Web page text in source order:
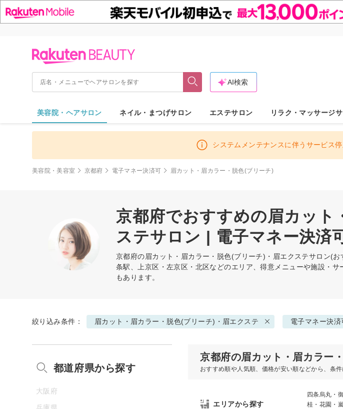
AI検索
美容院・ヘアサロン ネイル・まつげサロン エステサロン リラク・マッサージ
システムメンテナンスに伴うサービス
美容院・美容室 京都府 電子マネー決済可 眉カット・眉カラー・脱色(ブリーチ)
京都府でおすすめの眉カット
ステサロン | 電子マネー決済
京都府の眉カット・眉カラー・脱色(ブリーチ)・眉エクステサロン(お
条駅、上京区・左京区・北区などのエリア、得意メニューや施設・
もあります。
絞り込み条件： 眉カット・眉カラー・脱色(ブリーチ)・眉エクステ 電子マネー決済
京都府の眉カット・眉カラー
おすすめ順や人気順、価格が安い順などから、条
エリアから探す
四条烏丸・
桂・花園・
都道府県から探す
大阪府
兵庫県